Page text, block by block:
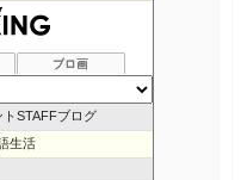
ブロ画
STAFFブログ
生活